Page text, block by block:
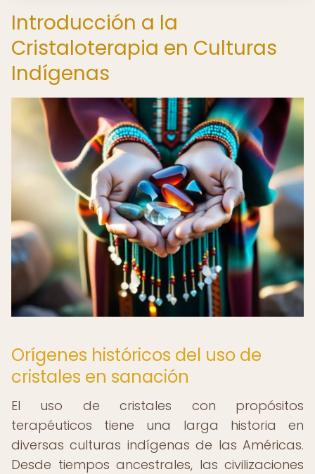
Introducción a la
Cristaloterapia en Culturas
Indígenas
Orígenes históricos del uso de
cristales en sanación
El uso de cristales con propósitos
terapéuticos tiene una larga historia en
diversas culturas indígenas de las Américas.
Desde tiempos ancestrales, las civilizaciones